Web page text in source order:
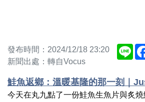
發布時間：2024/12/18 23:20
新聞出處：轉自Vocus
鮭魚返鄉：溫暖基隆的那一刻｜
今天在丸九點了一份鮭魚生魚片與炙